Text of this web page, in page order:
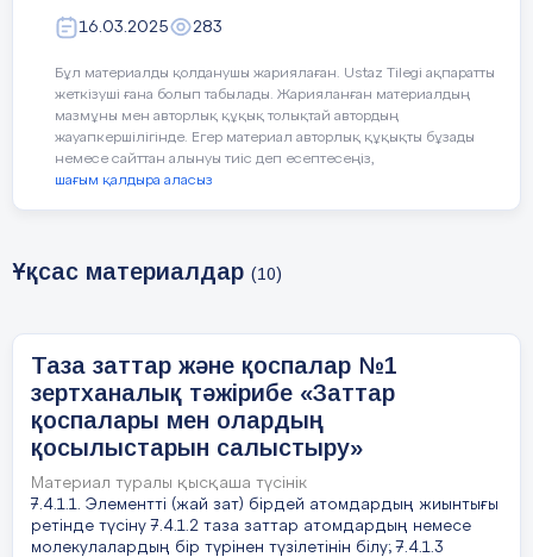
емес заттарды ажыратуға
қолдана алу
Сабақтың
қоспа және қосылыс
түсініктерін ажырата
алады.
Құндылықтар
ұлт:еңбекқорлық
және кәсіби біліктілік
16.03.2025 283
Бұл материалды қолданушы жариялаған. Ustaz Tilegi ақпаратты
жеткізуші ғана болып табылады. Жарияланған материалдың
мазмұны мен авторлық құқық толықтай автордың
жауапкершілігінде. Егер материал авторлық құқықты бұзады
немесе сайттан алынуы тиіс деп есептесеңіз,
шағым қалдыра аласыз
Ұқсас материалдар (10)
Таза заттар және қоспалар №1
зертханалық тәжірибе «Заттар
қоспалары мен олардың
қосылыстарын салыстыру»
Материал туралы қысқаша түсінік
7.4.1.1. Элементті (жай зат) бірдей атомдардың жиынтығы
ретінде түсіну 7.4.1.2 таза заттар атомдардың немесе
молекулалардың бір түрінен түзілетінін білу; 7.4.1.3